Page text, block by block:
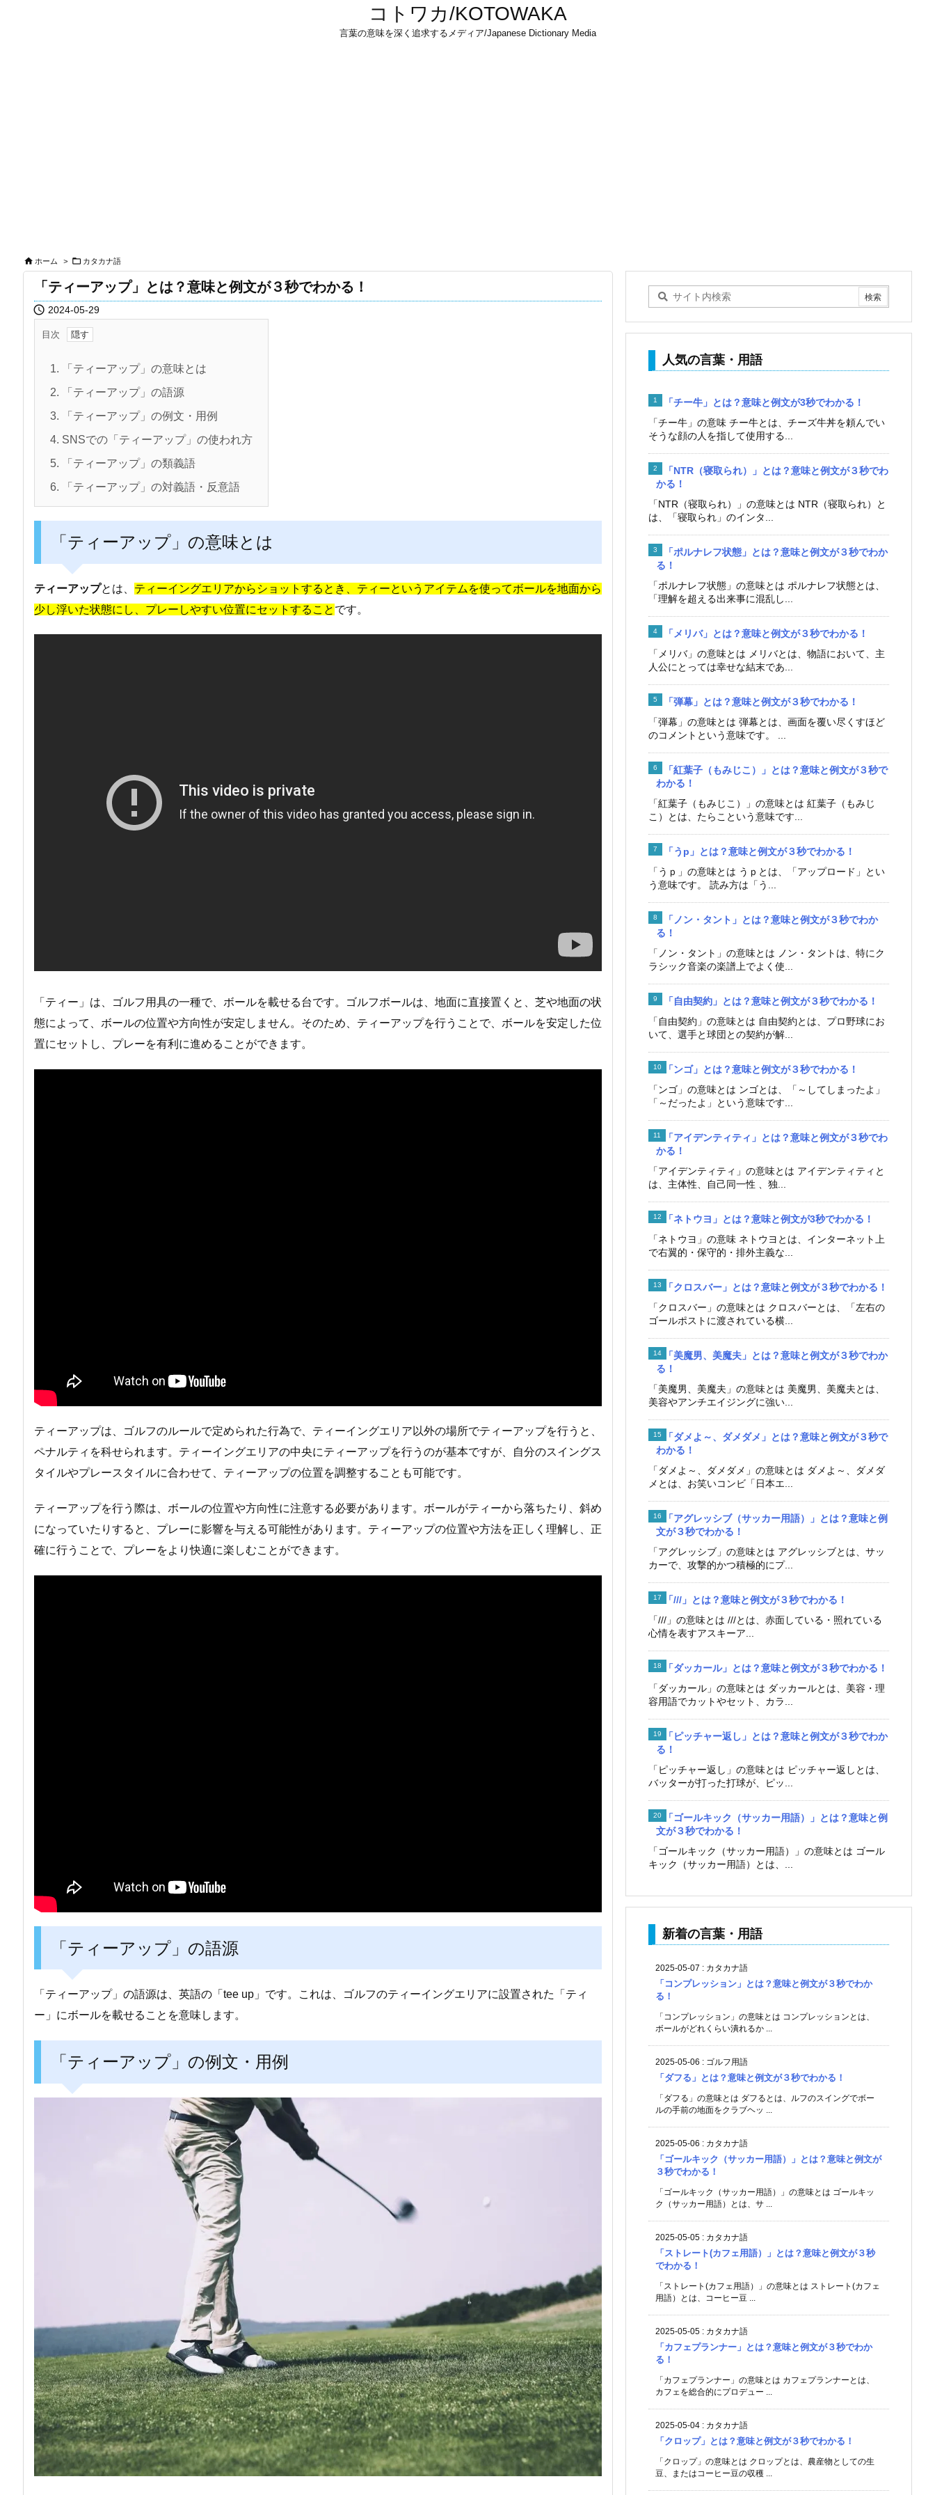
コトワカ/KOTOWAKA
言葉の意味を深く追求するメディア/Japanese Dictionary Media
 ホーム >  カタカナ語
「ティーアップ」とは？意味と例文が３秒でわかる！
 2024-05-29
目次
1. 「ティーアップ」の意味とは
2. 「ティーアップ」の語源
3. 「ティーアップ」の例文・用例
4. SNSでの「ティーアップ」の使われ方
5. 「ティーアップ」の類義語
6. 「ティーアップ」の対義語・反意語
「ティーアップ」の意味とは
ティーアップとは、 ティーイングエリアからショットするとき、ティーというアイテムを使ってボールを地面から
少し浮いた状態にし、プレーしやすい位置にセットすること です。
「ティー」は、ゴルフ用具の一種で、ボールを載せる台です。ゴルフボールは、地面に直接置くと、芝や地面の状
態によって、ボールの位置や方向性が安定しません。そのため、ティーアップを行うことで、ボールを安定した位
置にセットし、プレーを有利に進めることができます。
ティーアップは、ゴルフのルールで定められた行為で、ティーイングエリア以外の場所でティーアップを行うと、
ペナルティを科せられます。ティーイングエリアの中央にティーアップを行うのが基本ですが、自分のスイングス
タイルやプレースタイルに合わせて、ティーアップの位置を調整することも可能です。
ティーアップを行う際は、ボールの位置や方向性に注意する必要があります。ボールがティーから落ちたり、斜め
になっていたりすると、プレーに影響を与える可能性があります。ティーアップの位置や方法を正しく理解し、正
確に行うことで、プレーをより快適に楽しむことができます。
「ティーアップ」の語源
「ティーアップ」の語源は、英語の「tee up」です。これは、ゴルフのティーイングエリアに設置された「ティ
ー」にボールを載せることを意味します。
「ティーアップ」の例文・用例
人気の言葉・用語
「チー牛」とは？意味と例文が3秒でわかる！
「チー牛」の意味 チー牛とは、チーズ牛丼を頼んでい
そうな顔の人を指して使用する...
「NTR（寝取られ）」とは？意味と例文が３秒でわ
かる！
「NTR（寝取られ）」の意味とは NTR（寝取られ）と
は、「寝取られ」のインタ...
「ポルナレフ状態」とは？意味と例文が３秒でわか
る！
「ポルナレフ状態」の意味とは ポルナレフ状態とは、
「理解を超える出来事に混乱し...
「メリバ」とは？意味と例文が３秒でわかる！
「メリバ」の意味とは メリバとは、物語において、主
人公にとっては幸せな結末であ...
「弾幕」とは？意味と例文が３秒でわかる！
「弾幕」の意味とは 弾幕とは、画面を覆い尽くすほど
のコメントという意味です。 ...
「紅葉子（もみじこ）」とは？意味と例文が３秒で
わかる！
「紅葉子（もみじこ）」の意味とは 紅葉子（もみじ
こ）とは、たらこという意味です...
「うp」とは？意味と例文が３秒でわかる！
「うｐ」の意味とは うｐとは、「アップロード」とい
う意味です。 読み方は「う...
「ノン・タント」とは？意味と例文が３秒でわか
る！
「ノン・タント」の意味とは ノン・タントは、特にク
ラシック音楽の楽譜上でよく使...
「自由契約」とは？意味と例文が３秒でわかる！
「自由契約」の意味とは 自由契約とは、プロ野球にお
いて、選手と球団との契約が解...
「ンゴ」とは？意味と例文が３秒でわかる！
「ンゴ」の意味とは ンゴとは、「～してしまったよ」
「～だったよ」という意味です...
「アイデンティティ」とは？意味と例文が３秒でわ
かる！
「アイデンティティ」の意味とは アイデンティティと
は、主体性、自己同一性 、独...
「ネトウヨ」とは？意味と例文が3秒でわかる！
「ネトウヨ」の意味 ネトウヨとは、インターネット上
で右翼的・保守的・排外主義な...
「クロスバー」とは？意味と例文が３秒でわかる！
「クロスバー」の意味とは クロスバーとは、「左右の
ゴールポストに渡されている横...
「美魔男、美魔夫」とは？意味と例文が３秒でわか
る！
「美魔男、美魔夫」の意味とは 美魔男、美魔夫とは、
美容やアンチエイジングに強い...
「ダメよ～、ダメダメ」とは？意味と例文が３秒で
わかる！
「ダメよ～、ダメダメ」の意味とは ダメよ～、ダメダ
メとは、お笑いコンビ「日本エ...
「アグレッシブ（サッカー用語）」とは？意味と例
文が３秒でわかる！
「アグレッシブ」の意味とは アグレッシブとは、サッ
カーで、攻撃的かつ積極的にプ...
「///」とは？意味と例文が３秒でわかる！
「///」の意味とは ///とは、赤面している・照れている
心情を表すアスキーア...
「ダッカール」とは？意味と例文が３秒でわかる！
「ダッカール」の意味とは ダッカールとは、美容・理
容用語でカットやセット、カラ...
「ピッチャー返し」とは？意味と例文が３秒でわか
る！
「ピッチャー返し」の意味とは ピッチャー返しとは、
バッターが打った打球が、ピッ...
「ゴールキック（サッカー用語）」とは？意味と例
文が３秒でわかる！
「ゴールキック（サッカー用語）」の意味とは ゴール
キック（サッカー用語）とは、...
新着の言葉・用語
2025-05-07 : カタカナ語
「コンプレッション」とは？意味と例文が３秒でわか
る！
「コンプレッション」の意味とは コンプレッションとは、
ボールがどれくらい潰れるか ...
2025-05-06 : ゴルフ用語
「ダフる」とは？意味と例文が３秒でわかる！
「ダフる」の意味とは ダフるとは、ルフのスイングでボー
ルの手前の地面をクラブヘッ ...
2025-05-06 : カタカナ語
「ゴールキック（サッカー用語）」とは？意味と例文が
３秒でわかる！
「ゴールキック（サッカー用語）」の意味とは ゴールキッ
ク（サッカー用語）とは、サ ...
2025-05-05 : カタカナ語
「ストレート(カフェ用語）」とは？意味と例文が３秒
でわかる！
「ストレート(カフェ用語）」の意味とは ストレート(カフェ
用語）とは、コーヒー豆 ...
2025-05-05 : カタカナ語
「カフェプランナー」とは？意味と例文が３秒でわか
る！
「カフェプランナー」の意味とは カフェプランナーとは、
カフェを総合的にプロデュー ...
2025-05-04 : カタカナ語
「クロップ」とは？意味と例文が３秒でわかる！
「クロップ」の意味とは クロップとは、農産物としての生
豆、またはコーヒー豆の収穫 ...